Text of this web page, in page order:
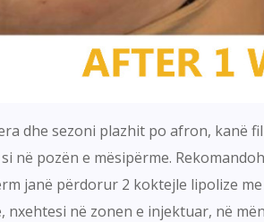
dhe sezoni plazhit po afron, kanë
në pozën e mësipërme.
janë përdorur 2 koktejle lipolize
në zonen e injektuar, në